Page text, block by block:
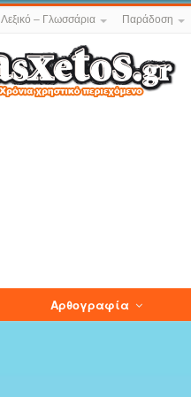
Λεξικό – Γλωσσάρια Παράδοση
Αρθογραφία